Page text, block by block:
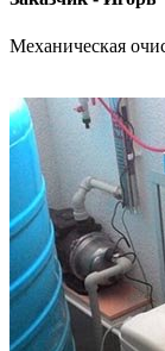
Механическая